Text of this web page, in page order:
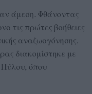
άμεση. Φθάνοντας
τις πρώτες βοήθειες
αναζωογόνησης.
διακομίστηκε με
όπου